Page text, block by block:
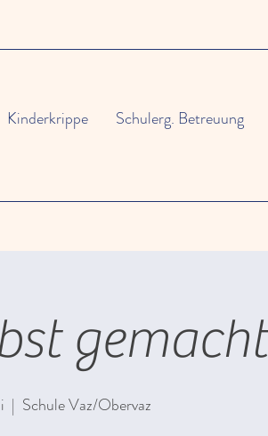
Kinderkrippe Schulerg. Betreuung
gemacht
  |
Schule Vaz/Obervaz